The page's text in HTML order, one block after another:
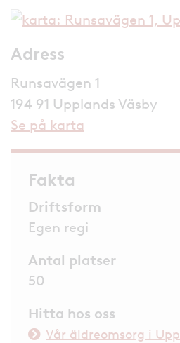
Adress
Runsavägen 1
194 91 Upplands Väsby
Se på karta
Fakta
Driftsform
Egen regi
Antal platser
50
Hitta hos oss
Vår äldreomsorg i